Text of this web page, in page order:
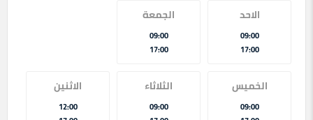
الاحد
09:00
17:00
الجمعة
09:00
17:00
الخميس
09:00
الثلاثاء
09:00
الاثنين
12:00